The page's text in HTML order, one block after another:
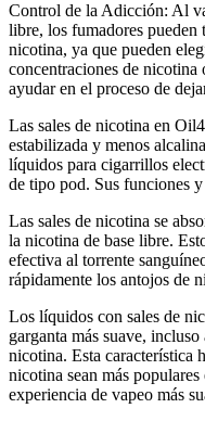
Control de la Adicción: Al
libre, los fumadores pueden
nicotina, ya que pueden
concentraciones de
ayudar en el proceso de
Las sales de nicotina en
estabilizada y menos
líquidos para cigarrillos
de tipo pod. Sus funciones
Las sales de nicotina se
la nicotina de base libre.
efectiva al torrente
rápidamente los antojos de
Los líquidos con sales de
garganta más suave,
nicotina. Esta característica
nicotina sean más
experiencia de vapeo más